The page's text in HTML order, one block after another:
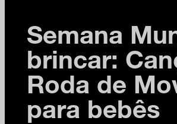
Semana
brincar:
Roda de
para bebês